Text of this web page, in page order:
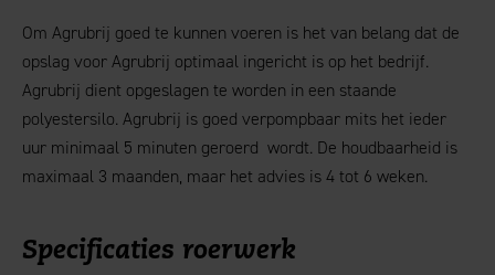
Om Agrubrij goed te kunnen voeren is het van belang dat de
opslag voor Agrubrij optimaal ingericht is op het bedrijf.
Agrubrij dient opgeslagen te worden in een staande
polyestersilo. Agrubrij is goed verpompbaar mits het ieder
uur minimaal 5 minuten geroerd wordt. De houdbaarheid is
maximaal 3 maanden, maar het advies is 4 tot 6 weken.
Specificaties roerwerk